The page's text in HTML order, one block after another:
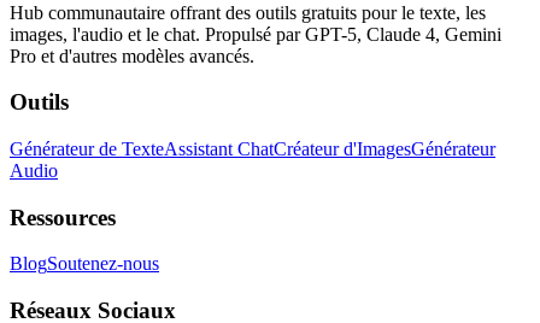
Hub communautaire offrant des outils gratuits pour le texte, les
images, l'audio et le chat. Propulsé par GPT-5, Claude 4, Gemini
Pro et d'autres modèles avancés.
Outils
Générateur de TexteAssistant ChatCréateur d'ImagesGénérateur
Audio
Ressources
BlogSoutenez-nous
Réseaux Sociaux